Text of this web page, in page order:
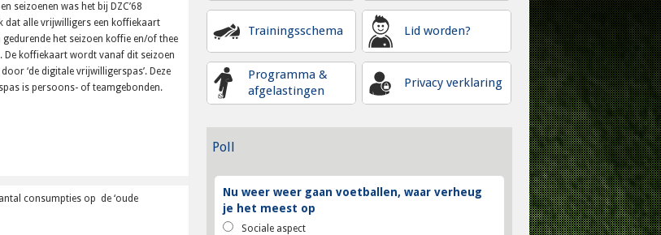
seizoenen was het bij DZC’68
dat alle vrijwilligers een koffiekaart
gedurende het seizoen koffie en/of thee
De koffiekaart wordt vanaf dit seizoen
‘de digitale vrijwilligerspas’. Deze
is persoons- of teamgebonden.
consumpties op de ‘oude
Trainingsschema
Programma &
afgelastingen
Lid worden?
Privacy verklaring
Poll
Nu weer weer gaan voetballen, waar verheug
je het meest op
Sociale aspect